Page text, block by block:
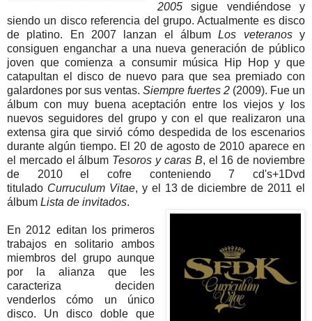
2005sigue vendiéndose y
siendo un disco referencia del grupo. Actualmente es disco
de platino. En 2007 lanzan el álbumLos veteranosy
consiguen enganchar a una nueva generación de público
joven que comienza a consumir música Hip Hop y que
catapultan el disco de nuevo para que sea premiado con
galardones por sus ventas. Siempre fuertes 2 (2009). Fue un
álbum con muy buena aceptación entre los viejos y los
nuevos seguidores del grupo y con el que realizaron una
extensa gira que sirvió cómo despedida de los escenarios
durante algún tiempo. El 20 de agosto de 2010 aparece en
el mercado el álbum Tesoros y caras B, el 16 de noviembre
de 2010 el cofre conteniendo 7 cd's+1Dvd
titulado Curruculum Vitae, y el 13 de diciembre de 2011 el
álbum Lista de invitados.
En 2012 editan los primeros
trabajos en solitario ambos
miembros del grupo aunque
por la alianza que les
caracteriza deciden
venderlos cómo un único
disco. Un disco doble que